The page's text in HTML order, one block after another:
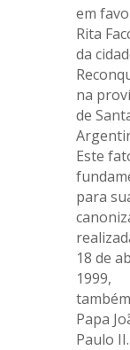
em
Rita
da
na
de
Este
para
18 de
1999,
Papa
Paulo II.